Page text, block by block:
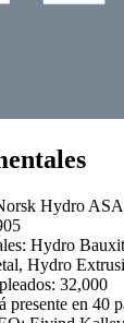
Hydro ASA
Hydro
Hydro
32,000
presente en 40